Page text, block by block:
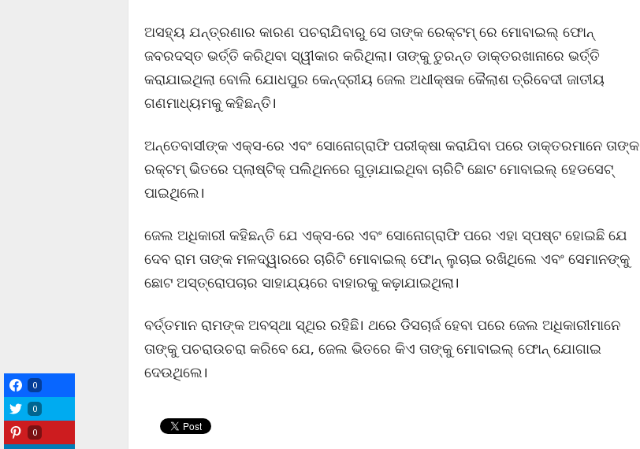
ଅସହ୍ୟ ଯନ୍ତ୍ରଣାର କାରଣ ପଚରାଯିବାରୁ ସେ ତାଙ୍କ ରେକ୍ଟମ୍ ରେ ମୋବାଇଲ୍ ଫୋନ୍
ଜବରଦସ୍ତ ଭର୍ତ୍ତି କରିଥିବା ସ୍ୱୀକାର କରିଥିଲା। ତାଙ୍କୁ ତୁରନ୍ତ ଡାକ୍ତରଖାନାରେ ଭର୍ତ୍ତି
କରାଯାଇଥିଲା ବୋଲି ଯୋଧପୁର କେନ୍ଦ୍ରୀୟ ଜେଲ ଅଧୀକ୍ଷକ କୈଲାଶ ତ୍ରିବେଦୀ ଜାତୀୟ
ଗଣମାଧ୍ୟମକୁ କହିଛନ୍ତି।
ଅନ୍ତେବାସୀଙ୍କ ଏକ୍ସ-ରେ ଏବଂ ସୋନୋଗ୍ରାଫି ପରୀକ୍ଷା କରାଯିବା ପରେ ଡାକ୍ତରମାନେ ତାଙ୍କ
ରକ୍ଟମ୍ ଭିତରେ ପ୍ଲାଷ୍ଟିକ୍ ପଲିଥିନରେ ଗୁଡ଼ାଯାଇଥିବା ଚାରିଟି ଛୋଟ ମୋବାଇଲ୍ ହେଡସେଟ୍
ପାଇଥିଲେ।
ଜେଲ ଅଧିକାରୀ କହିଛନ୍ତି ଯେ ଏକ୍ସ-ରେ ଏବଂ ସୋନୋଗ୍ରାଫି ପରେ ଏହା ସ୍ପଷ୍ଟ ହୋଇଛି ଯେ
ଦେବ ରାମ ତାଙ୍କ ମଳଦ୍ୱାରରେ ଚାରିଟି ମୋବାଇଲ୍ ଫୋନ୍ ଲୁଚାଇ ରଖିଥିଲେ ଏବଂ ସେମାନଙ୍କୁ
ଛୋଟ ଅସ୍ତ୍ରୋପଚାର ସାହାଯ୍ୟରେ ବାହାରକୁ କଢ଼ାଯାଇଥିଲା।
ବର୍ତ୍ତମାନ ରାମଙ୍କ ଅବସ୍ଥା ସ୍ଥିର ରହିଛି। ଥରେ ଡିସଚାର୍ଜ ହେବା ପରେ ଜେଲ ଅଧିକାରୀମାନେ
ତାଙ୍କୁ ପଚରାଉଚରା କରିବେ ଯେ, ଜେଲ ଭିତରେ କିଏ ତାଙ୍କୁ ମୋବାଇଲ୍ ଫୋନ୍ ଯୋଗାଇ
ଦେଉଥିଲେ।
0
0
0